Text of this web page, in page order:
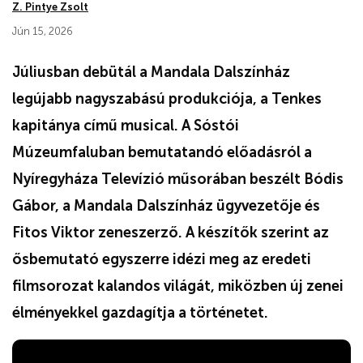
Z. Pintye Zsolt
Jún 15, 2026
Júliusban debütál a Mandala Dalszínház
legújabb nagyszabású produkciója, a Tenkes
kapitánya című musical. A Sóstói
Múzeumfaluban bemutatandó előadásról a
Nyíregyháza Televízió műsorában beszélt Bódis
Gábor, a Mandala Dalszínház ügyvezetője és
Fitos Viktor zeneszerző. A készítők szerint az
ősbemutató egyszerre idézi meg az eredeti
filmsorozat kalandos világát, miközben új zenei
élményekkel gazdagítja a történetet.